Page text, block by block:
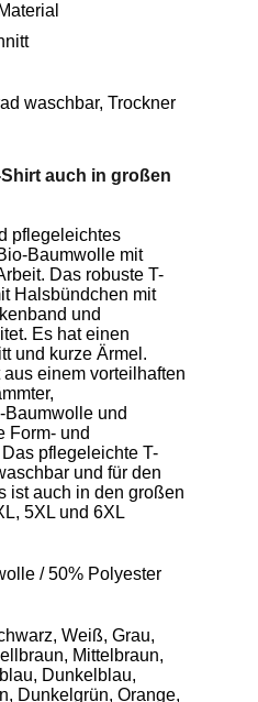
waschbar, Trockner
auch in großen
pflegeleichtes
Baumwolle mit
Das robuste T-
Halsbündchen mit
und
Es hat einen
und kurze Ärmel.
einem vorteilhaften
und
Form- und
pflegeleichte T-
und für den
ist auch in den großen
5XL und 6XL
/ 50% Polyester
Weiß, Grau,
Mittelbraun,
Dunkelblau,
Dunkelgrün, Orange,